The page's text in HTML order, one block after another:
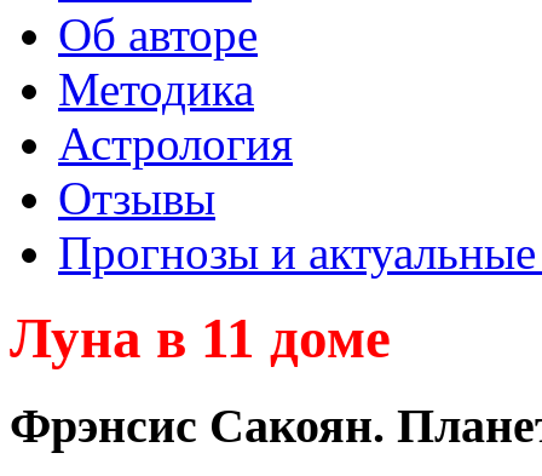
Об авторе
Методика
Астрология
Отзывы
Прогнозы и
Луна в 11 доме
Фрэнсис Сакоян.